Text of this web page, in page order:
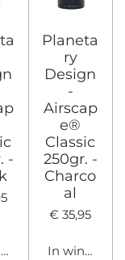
-
Planeta
ry
Design
-
Airscap
e®
Classic
250gr. -
Charco
al
€ 35,95
In